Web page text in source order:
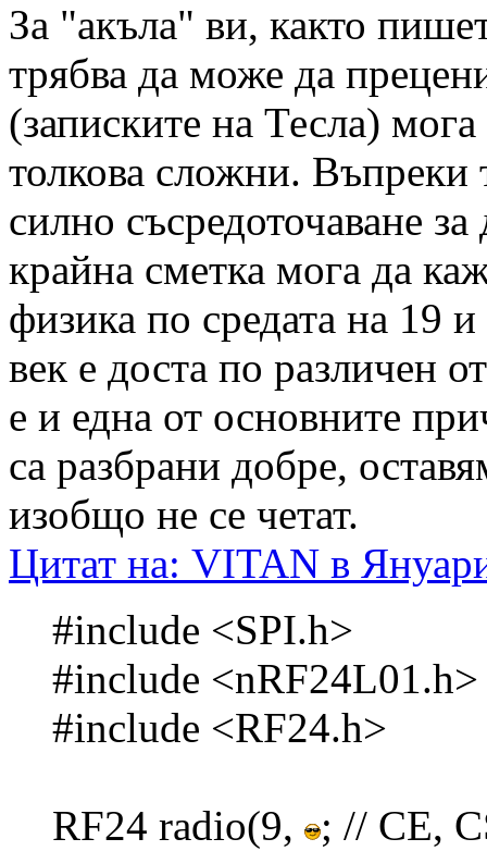
За "акъла" ви, както
трябва да може да
(записките на Тесла)
толкова сложни. Въпреки
силно съсредоточаване
крайна сметка мога да
физика по средата на 19
век е доста по различен
е и една от основните
са разбрани добре,
изобщо не се четат.
Цитат на: VITAN в
#include <SPI.h>
#include <nRF24L01.h>
#include <RF24.h>
RF24 radio(9, ; // CE,